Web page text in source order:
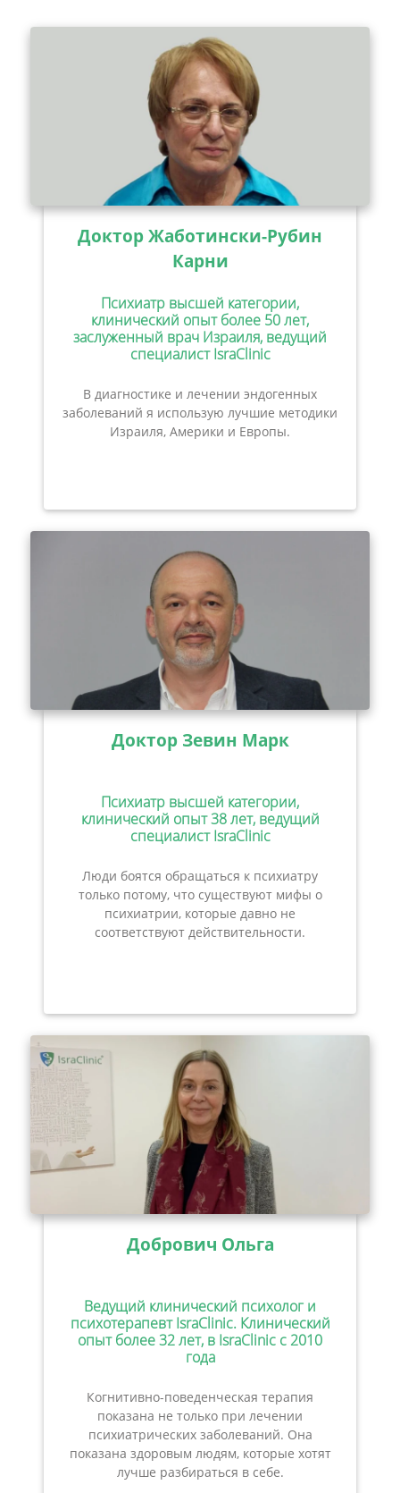
Доктор Жаботински-Рубин
Карни
Психиатр высшей категории,
клинический опыт более 50 лет,
заслуженный врач Израиля, ведущий
специалист IsraClinic
В диагностике и лечении эндогенных
заболеваний я использую лучшие методики
Израиля, Америки и Европы.
Доктор Зевин Марк
Психиатр высшей категории,
клинический опыт 38 лет, ведущий
специалист IsraClinic
Люди боятся обращаться к психиатру
только потому, что существуют мифы о
психиатрии, которые давно не
соответствуют действительности.
Добрович Ольга
Ведущий клинический психолог и
психотерапевт IsraClinic. Клинический
опыт более 32 лет, в IsraClinic с 2010
года
Когнитивно-поведенческая терапия
показана не только при лечении
психиатрических заболеваний. Она
показана здоровым людям, которые хотят
лучше разбираться в себе.